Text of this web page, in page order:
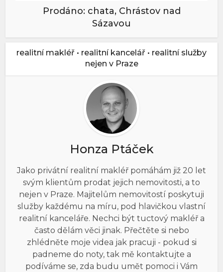
Prodáno: chata, Chrástov nad
Sázavou
realitní makléř • realitní kancelář • realitní služby
nejen v Praze
Honza Ptáček
Jako privátní realitní makléř pomáhám již 20 let
svým klientům prodat jejich nemovitosti, a to
nejen v Praze. Majitelům nemovitostí poskytuji
služby každému na míru, pod hlavičkou vlastní
realitní kanceláře. Nechci být tuctový makléř a
často dělám věci jinak. Přečtěte si nebo
zhlédněte moje videa jak pracuji - pokud si
padneme do noty, tak mě kontaktujte a
podíváme se, zda budu umět pomoci i Vám